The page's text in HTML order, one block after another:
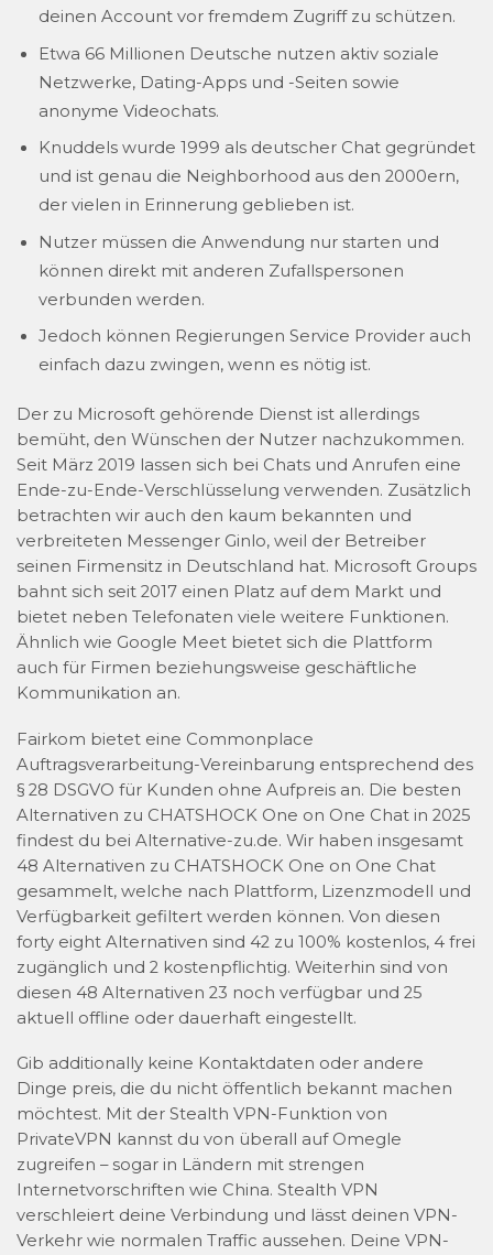
deinen Account vor fremdem Zugriff zu schützen.
Etwa 66 Millionen Deutsche nutzen aktiv soziale
Netzwerke, Dating-Apps und -Seiten sowie
anonyme Videochats.
Knuddels wurde 1999 als deutscher Chat gegründet
und ist genau die Neighborhood aus den 2000ern,
der vielen in Erinnerung geblieben ist.
Nutzer müssen die Anwendung nur starten und
können direkt mit anderen Zufallspersonen
verbunden werden.
Jedoch können Regierungen Service Provider auch
einfach dazu zwingen, wenn es nötig ist.
Der zu Microsoft gehörende Dienst ist allerdings
bemüht, den Wünschen der Nutzer nachzukommen.
Seit März 2019 lassen sich bei Chats und Anrufen eine
Ende-zu-Ende-Verschlüsselung verwenden. Zusätzlich
betrachten wir auch den kaum bekannten und
verbreiteten Messenger Ginlo, weil der Betreiber
seinen Firmensitz in Deutschland hat. Microsoft Groups
bahnt sich seit 2017 einen Platz auf dem Markt und
bietet neben Telefonaten viele weitere Funktionen.
Ähnlich wie Google Meet bietet sich die Plattform
auch für Firmen beziehungsweise geschäftliche
Kommunikation an.
Fairkom bietet eine Commonplace
Auftragsverarbeitung-Vereinbarung entsprechend des
§ 28 DSGVO für Kunden ohne Aufpreis an. Die besten
Alternativen zu CHATSHOCK One on One Chat in 2025
findest du bei Alternative-zu.de. Wir haben insgesamt
48 Alternativen zu CHATSHOCK One on One Chat
gesammelt, welche nach Plattform, Lizenzmodell und
Verfügbarkeit gefiltert werden können. Von diesen
forty eight Alternativen sind 42 zu 100% kostenlos, 4 frei
zugänglich und 2 kostenpflichtig. Weiterhin sind von
diesen 48 Alternativen 23 noch verfügbar und 25
aktuell offline oder dauerhaft eingestellt.
Gib additionally keine Kontaktdaten oder andere
Dinge preis, die du nicht öffentlich bekannt machen
möchtest. Mit der Stealth VPN-Funktion von
PrivateVPN kannst du von überall auf Omegle
zugreifen – sogar in Ländern mit strengen
Internetvorschriften wie China. Stealth VPN
verschleiert deine Verbindung und lässt deinen VPN-
Verkehr wie normalen Traffic aussehen. Deine VPN-